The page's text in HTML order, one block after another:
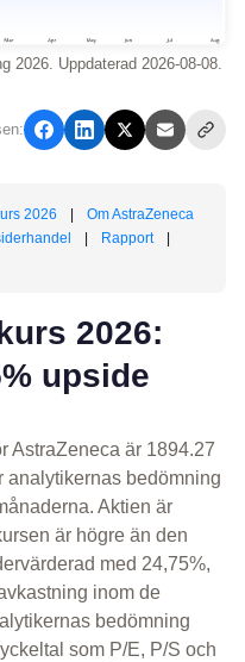
2026. Uppdaterad 2026-08-08.
2026
Om AstraZeneca
Rapport
2026:
upside
AstraZeneca är 1894.27
analytikernas bedömning
Aktien är
är högre än den
med 24,75%,
inom de
bedömning
som P/E, P/S och